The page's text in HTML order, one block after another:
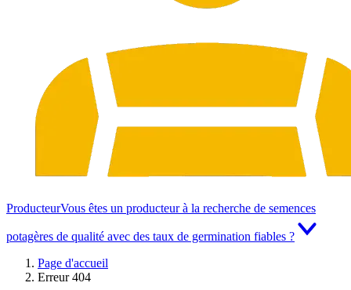
ProducteurVous êtes un producteur à la recherche de semences
potagères de qualité avec des taux de germination fiables ?
Page d'accueil
Erreur 404